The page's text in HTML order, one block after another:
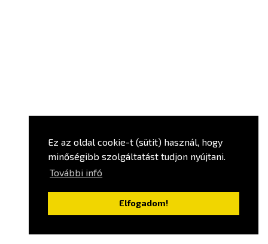
Ez az oldal cookie-t (sütit) használ, hogy
minőségibb szolgáltatást tudjon nyújtani.
További infó
Elfogadom!